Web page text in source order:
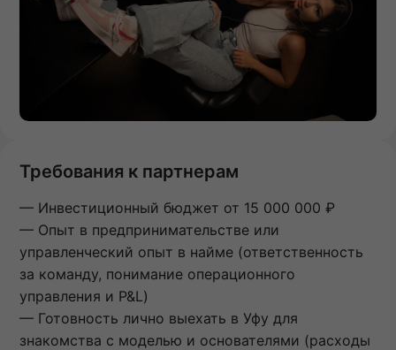
Требования к партнерам
— Инвестиционный бюджет от 15 000 000 ₽
— Опыт в предпринимательстве или
управленческий опыт в найме (ответственность
за команду, понимание операционного
управления и P&L)
— Готовность лично выехать в Уфу для
знакомства с моделью и основателями (расходы